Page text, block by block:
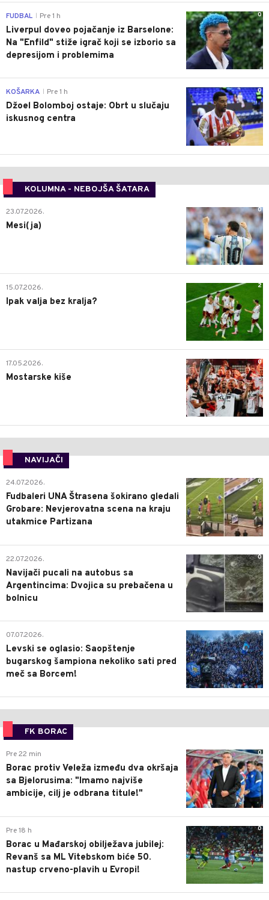
0
FUDBAL Pre 1 h
Liverpul doveo pojačanje iz Barselone:
Na "Enfild" stiže igrač koji se izborio sa
depresijom i problemima
0
KOŠARKA Pre 1 h
Džoel Bolomboj ostaje: Obrt u slučaju
iskusnog centra
KOLUMNA - NEBOJŠA ŠATARA
0
23.07.2026.
Mesi(ja)
2
15.07.2026.
Ipak valja bez kralja?
0
17.05.2026.
Mostarske kiše
NAVIJAČI
0
24.07.2026.
Fudbaleri UNA Štrasena šokirano gledali
Grobare: Nevjerovatna scena na kraju
utakmice Partizana
0
22.07.2026.
Navijači pucali na autobus sa
Argentincima: Dvojica su prebačena u
bolnicu
1
07.07.2026.
Levski se oglasio: Saopštenje
bugarskog šampiona nekoliko sati pred
meč sa Borcem!
FK BORAC
0
Pre 22 min
Borac protiv Veleža između dva okršaja
sa Bjelorusima: "Imamo najviše
ambicije, cilj je odbrana titule!"
0
Pre 18 h
Borac u Mađarskoj obilježava jubilej:
Revanš sa ML Vitebskom biće 50.
nastup crveno-plavih u Evropi!